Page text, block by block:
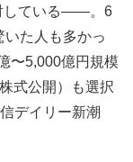
している――。6
いた人も多かっ
〜5,000億円規模
式公開）も選択
デイリー新潮